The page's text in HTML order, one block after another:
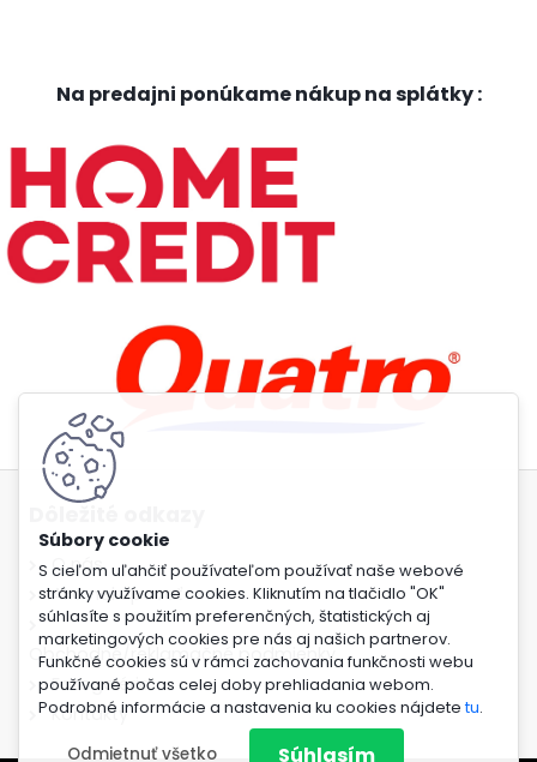
S cieľom uľahčiť používateľom používať naše webové
stránky využívame cookies. Kliknutím na tlačidlo "OK"
súhlasíte s použitím preferenčných, štatistických aj
marketingových cookies pre nás aj našich partnerov.
Funkčné cookies sú v rámci zachovania funkčnosti webu
používané počas celej doby prehliadania webom.
Podrobné informácie a nastavenia ku cookies nájdete tu.
Odmietnuť všetko Súhlasím
Na predajni ponúkame nákup na splátky :
O nás
Ako nakupovať
Obchodné/reklamačné podmienky
Fotogaléria
Kontakty